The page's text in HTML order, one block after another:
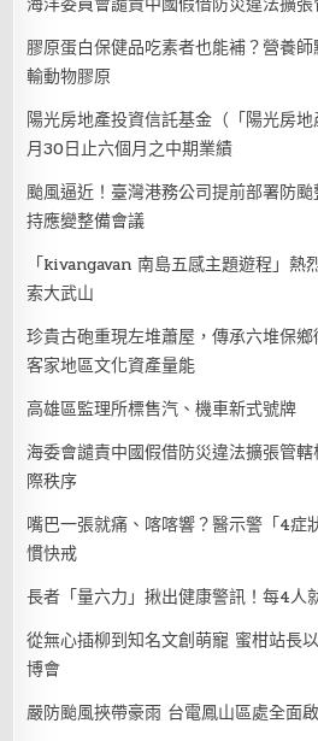
膠原蛋白保健品吃素者也能補？營養
輸動物膠原
陽光房地產投資信託基金（「陽光房
月30日止六個月之中期業績
颱風逼近！臺灣港務公司提前部署防
持應變整備會議
「kivangavan 南島五感主題遊程」
索大武山
珍貴古砲重現左堆蕭屋，傳承六堆保
客家地區文化資產量能
高雄區監理所標售汽、機車新式號牌
海委會譴責中國假借防災違法擴張管
際秩序
嘴巴一張就痛、喀喀響？醫示警「4症
慣快戒
長者「量六力」揪出健康警訊！每4人
從無心插柳到知名文創萌寵 蜜柑站長
博會
嚴防颱風挾帶豪雨 台電鳳山區處全面